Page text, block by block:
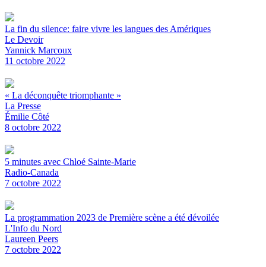
La fin du silence: faire vivre les langues des Amériques
Le Devoir
Yannick Marcoux
11 octobre 2022
« La déconquête triomphante »
La Presse
Émilie Côté
8 octobre 2022
5 minutes avec Chloé Sainte-Marie
Radio-Canada
7 octobre 2022
La programmation 2023 de Première scène a été dévoilée
L'Info du Nord
Laureen Peers
7 octobre 2022